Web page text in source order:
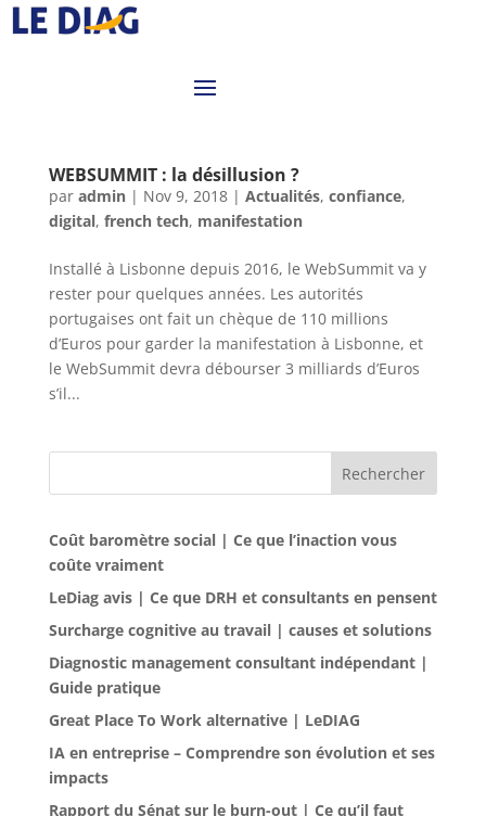
WEBSUMMIT : la désillusion ?
par admin| Nov 9, 2018| Actualités, confiance,
digital, french tech, manifestation
Installé à Lisbonne depuis 2016, le WebSummit va y
rester pour quelques années. Les autorités
portugaises ont fait un chèque de 110 millions
d’Euros pour garder la manifestation à Lisbonne, et
le WebSummit devra débourser 3 milliards d’Euros
s’il...
Rechercher
Coût baromètre social | Ce que l’inaction vous
coûte vraiment
LeDiag avis | Ce que DRH et consultants en pensent
Surcharge cognitive au travail | causes et solutions
Diagnostic management consultant indépendant |
Guide pratique
Great Place To Work alternative | LeDIAG
IA en entreprise – Comprendre son évolution et ses
impacts
Rapport du Sénat sur le burn-out | Ce qu’il faut